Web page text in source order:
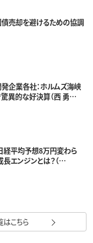
売却を避けるための協調
企業各社：ホルムズ海峡
異的な好決算（西 勇…
経平均予想8万円変わら
長エンジンとは？（…
はこちら